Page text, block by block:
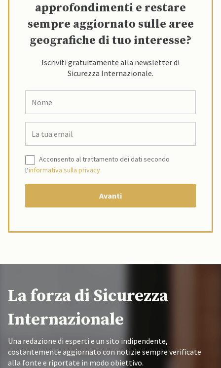
approfondimenti e restare
sempre aggiornato sulle aree
geografiche di tuo interesse?
Iscriviti gratuitamente alla newsletter di
Sicurezza Internazionale.
Acconsento al trattamento dei dati secondo
l’informativa sulla privacy
La forza di Sicurezza
Internazionale
Una redazione di esperti e un sito indipendente,
costantemente aggiornato con notizie sempre verificate
alla fonte e riportate in modo obiettivo.